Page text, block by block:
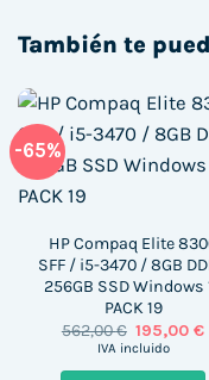
También te
-65%
HP Compaq Elite
SFF / i5-3470 / 8GB
256GB SSD Windows
PACK 19
562,00€ El
precio
195,00€El
IVA incluido